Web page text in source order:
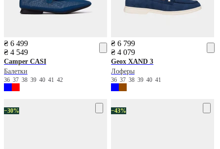
₴ 6 499
₴ 4 549
Camper CASI
Балетки
36 37 38 39 40 41 42
₴ 6 799
₴ 4 079
Geox XAND 3
Лоферы
363738394041
−30% −43%